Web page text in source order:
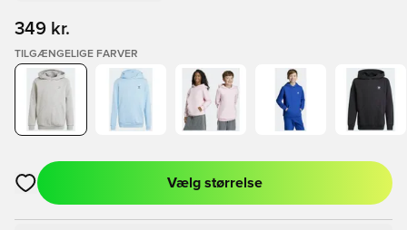
349 kr.
TILGÆNGELIGE FARVER
Åbner en Modal til at logge ind eller tilmelde dig som medlem
Vælg størrelse